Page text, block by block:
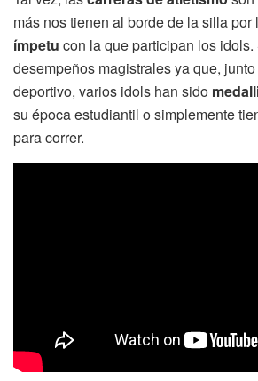
más nos tienen al borde de la silla por
ímpetu con la que participan los
desempeños magistrales ya que,
deportivo, varios idols han sido
su época estudiantil o simplemente
para correr.